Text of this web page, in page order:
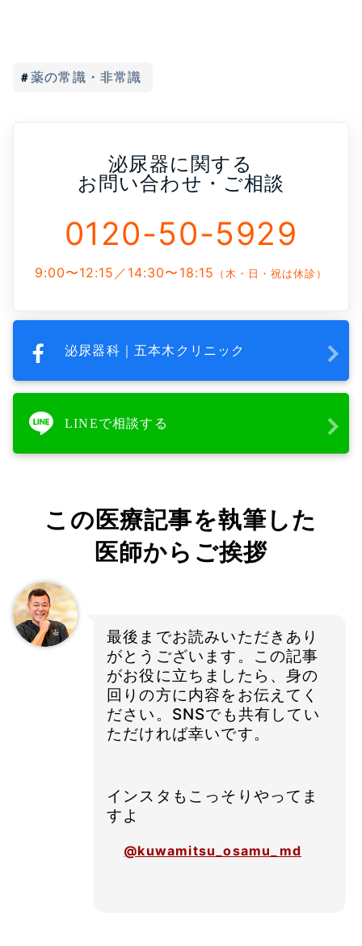
薬の常識・非常識
泌尿器に関する
お問い合わせ・ご相談
0120-50-5929
9:00〜12:15／14:30〜18:15 （木・日・祝は休診）
泌尿器科｜五本木クリニック
LINEで相談する
この医療記事を執筆した
医師からご挨拶
最後までお読みいただきあり
がとうございます。この記事
がお役に立ちましたら、身の
回りの方に内容をお伝えてく
ださい。SNSでも共有してい
ただければ幸いです。
インスタもこっそりやってま
すよ
@kuwamitsu_osamu_md